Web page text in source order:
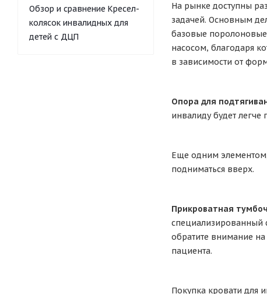
На рынке доступны
задачей. Основным
базовые
насосом, благодаря
в зависимости от
Опора для
инвалиду будет легче
Еще одним
подниматься вверх.
Прикроватная
специализированный
обратите внимание
пациента.
Покупка кровати для
Обзор и сравнение Кресел-
колясок инвалидных для
детей с ДЦП